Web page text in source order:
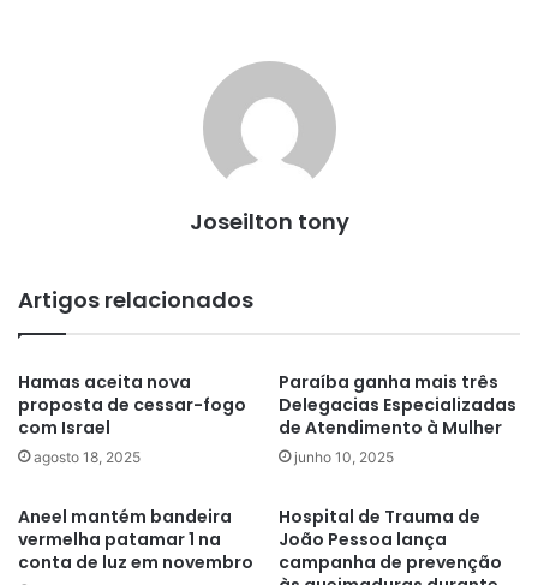
Joseilton tony
Artigos relacionados
Hamas aceita nova
proposta de cessar-fogo
com Israel
agosto 18, 2025
Paraíba ganha mais três
Delegacias Especializadas
de Atendimento à Mulher
junho 10, 2025
Aneel mantém bandeira
vermelha patamar 1 na
conta de luz em novembro
Hospital de Trauma de
João Pessoa lança
campanha de prevenção